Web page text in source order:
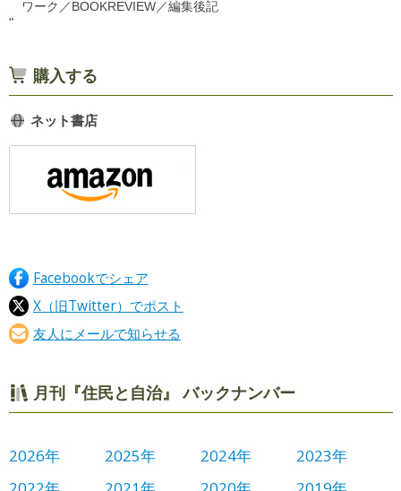
ワーク／BOOKREVIEW／編集後記
"
購入する
ネット書店
Facebookでシェア
X（旧Twitter）でポスト
友人にメールで知らせる
月刊『住民と自治』 バックナンバー
2026年 2025年 2024年
2023年